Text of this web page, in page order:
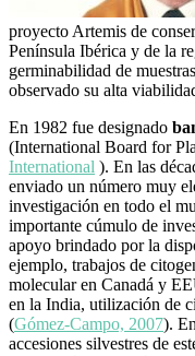
proyecto Artemis de
Península Ibérica y de la
germinabilidad de
observado su alta
En 1982 fue designado
(International Board for
International ). En las
enviado un número muy
investigación en todo el
importante cúmulo de
apoyo brindado por la
ejemplo, trabajos de
molecular en Canadá y
en la India, utilización de
(Gómez-Campo, 2007).
accesiones silvestres de